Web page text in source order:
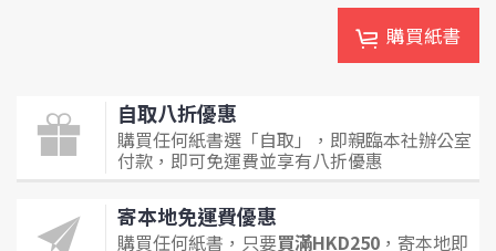
購買紙書
自取八折優惠
購買任何紙書選「自取」，即親臨本社辦公室
付款，即可免運費並享有八折優惠
寄本地免運費優惠
購買任何紙書，只要買滿HKD250 ，寄本地即